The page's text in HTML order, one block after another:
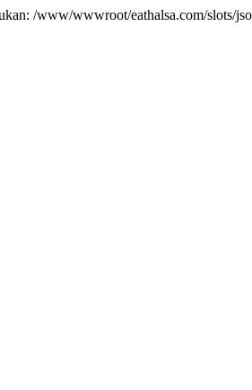
/www/wwwroot/eathalsa.com/slots/